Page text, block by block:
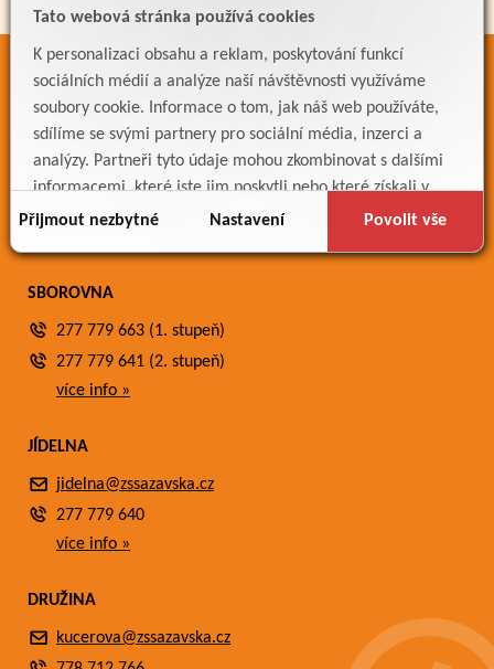
Tato webová stránka používá cookies
K personalizaci obsahu a reklam, poskytování funkcí
sociálních médií a analýze naší návštěvnosti využíváme
soubory cookie. Informace o tom, jak náš web používáte,
sdílíme se svými partnery pro sociální média, inzerci a
analýzy. Partneři tyto údaje mohou zkombinovat s dalšími
informacemi, které jste jim poskytli nebo které získali v
důsledku toho, že používáte jejich služby.
Přijmout nezbytné Nastavení Povolit vše
ODKAZY
Bakaláři
Jídelníček
Meteostanice
SBOROVNA
277 779 663 (1. stupeň)
277 779 641 (2. stupeň)
více info »
JÍDELNA
jidelna@zssazavska.cz
277 779 640
více info »
DRUŽINA
kucerova@zssazavska.cz